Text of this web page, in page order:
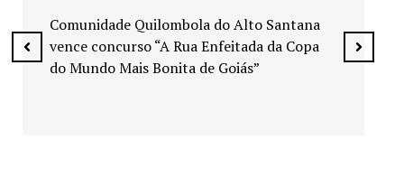
espaços públicos de Senador Canedo